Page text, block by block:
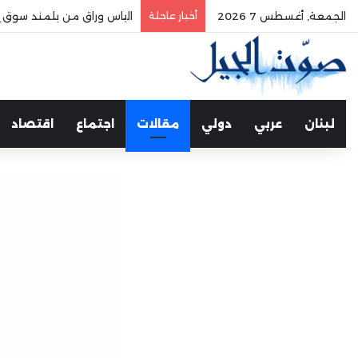
الجمعة, أغسطس 7 2026 أخبار عاجلة الياس وراق من بلمند سوق
لبنان عربي دولي مقالات اجتماع اقتصاد